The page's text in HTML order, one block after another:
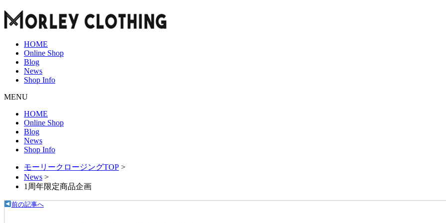
HOME
Online Shop
Blog
News
Shop Info
MENU
HOME
Online Shop
Blog
News
Shop Info
モーリークロージングTOP >
News >
1周年限定商品企画
前の記事へ